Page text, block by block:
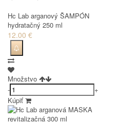
Hc Lab arganový ŠAMPÓN
hydratačný 250 ml
12.00 €
Množstvo
-
+
Kúpiť